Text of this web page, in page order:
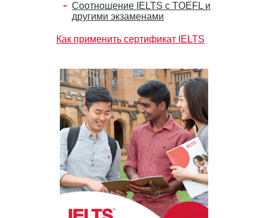
Соотношение IELTS с TOEFL и
другими экзаменами
Как применить сертификат IELTS